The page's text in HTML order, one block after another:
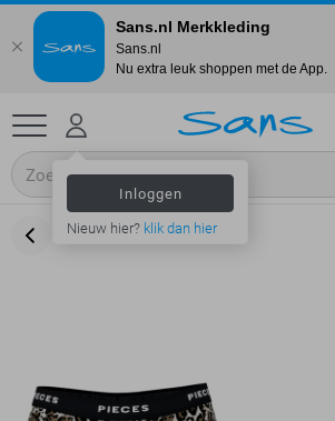
Inloggen
Nieuw hier? klik dan hier
Sans.nl Merkkleding
Sans.nl
Nu extra leuk shoppen met de App.